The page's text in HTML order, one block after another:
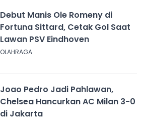
Debut Manis Ole Romeny di
Fortuna Sittard, Cetak Gol Saat
Lawan PSV Eindhoven
OLAHRAGA
Joao Pedro Jadi Pahlawan,
Chelsea Hancurkan AC Milan 3-0
di Jakarta